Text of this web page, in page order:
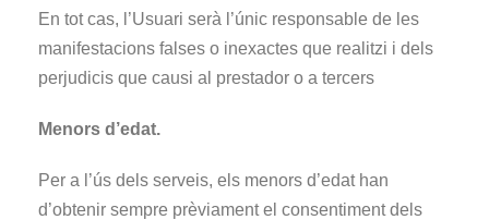
En tot cas, l’Usuari serà l’únic responsable de les
manifestacions falses o inexactes que realitzi i dels
perjudicis que causi al prestador o a tercers
Menors d’edat.
Per a l’ús dels serveis, els menors d’edat han
d’obtenir sempre prèviament el consentiment dels